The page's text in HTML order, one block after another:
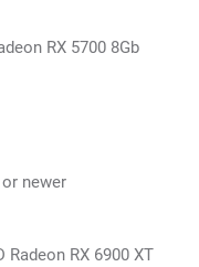
RX 5700 8Gb
newer
RX 6900 XT